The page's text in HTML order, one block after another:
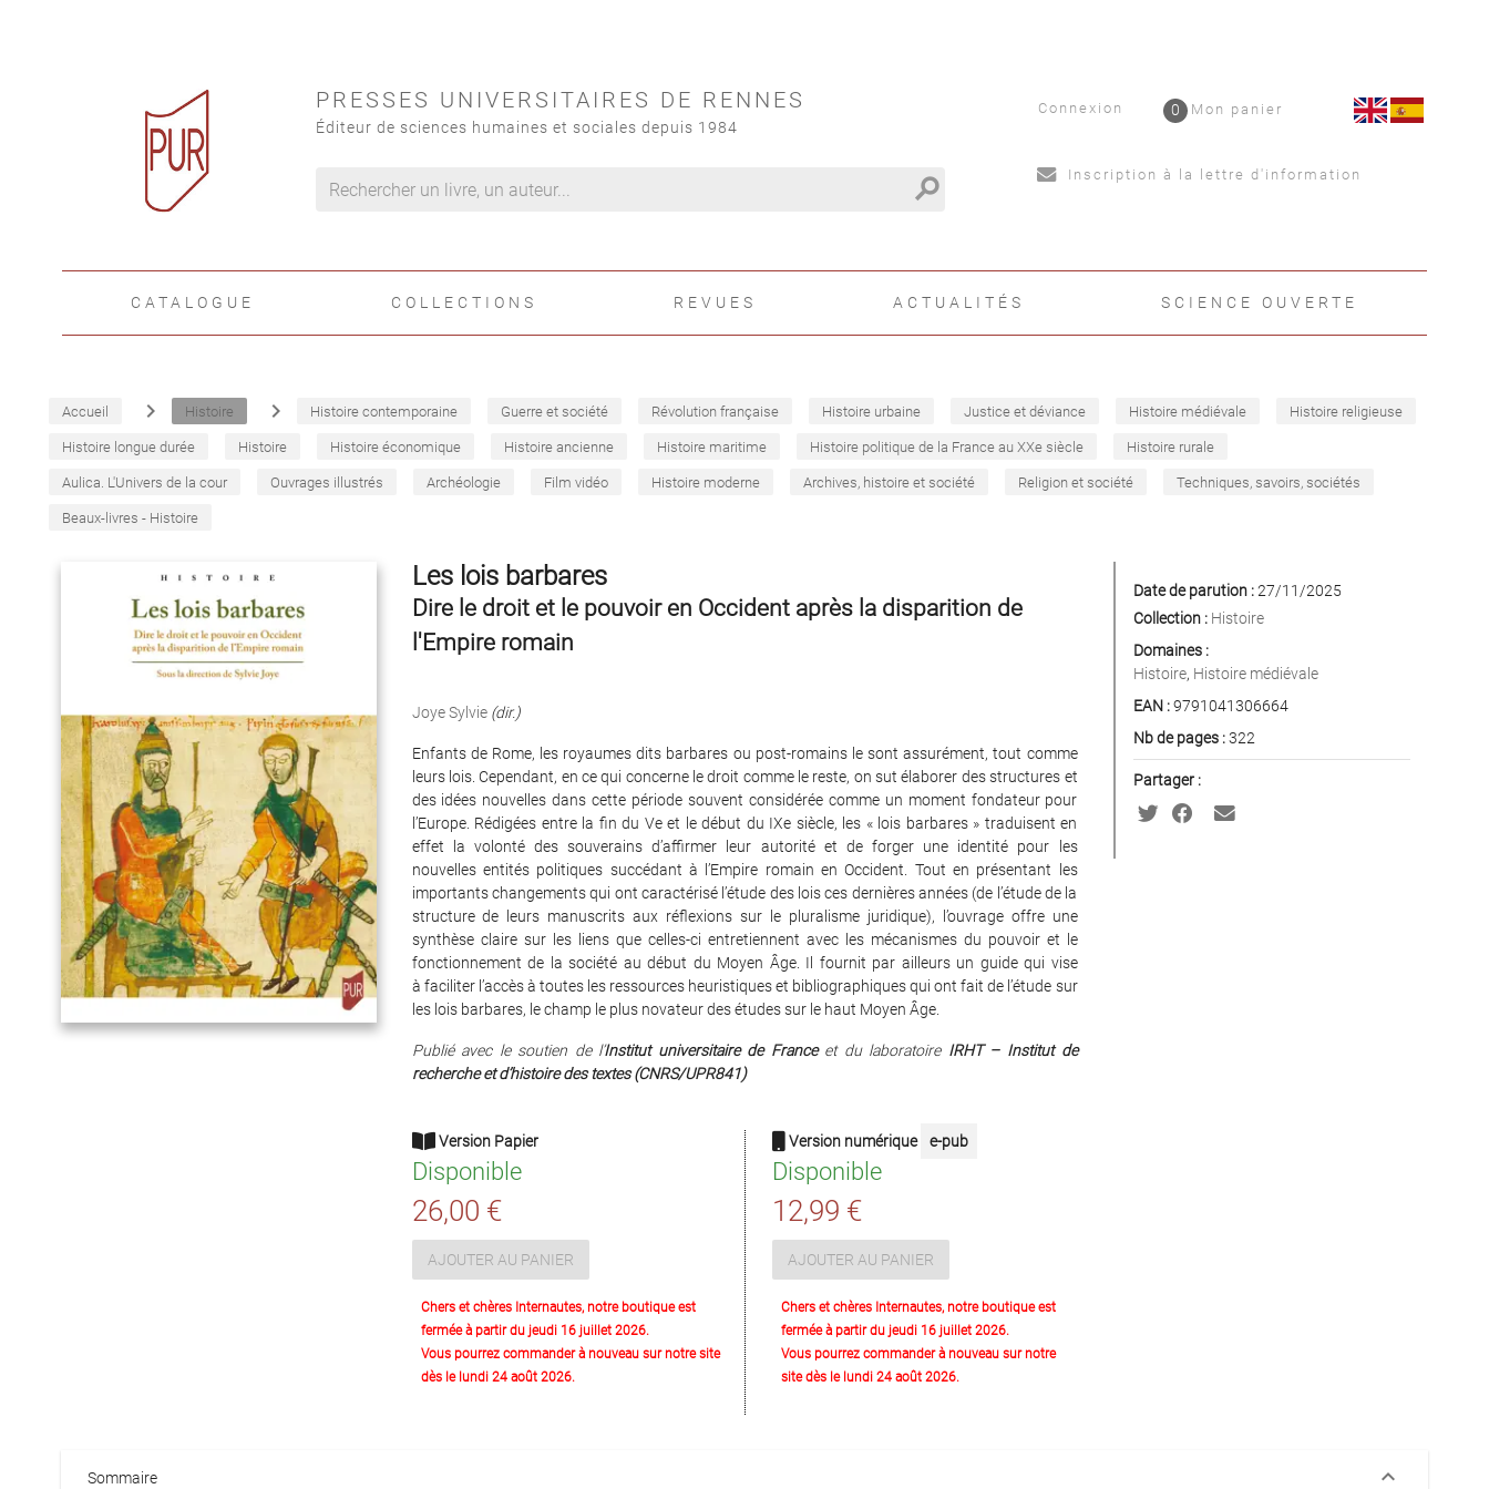
PRESSES UNIVERSITAIRES DE RENNES
Éditeur de sciences humaines et sociales depuis 1984
search
Connexion Mon panier
0
Inscription à la lettre d'information
CATALOGUE COLLECTIONS REVUES ACTUALITÉS SCIENCE OUVERTE
Accueil navigate_next Histoire navigate_next Histoire contemporaine Guerre et société Révolution française Histoire urbaine Justice et déviance Histoire médiévale Histoire religieuse
Histoire longue durée Histoire Histoire économique Histoire ancienne Histoire maritime Histoire politique de la France au XXe siècle Histoire rurale
Aulica. L'Univers de la cour Ouvrages illustrés Archéologie Film vidéo Histoire moderne Archives, histoire et société Religion et société Techniques, savoirs, sociétés
Beaux-livres - Histoire
Les lois barbares
Dire le droit et le pouvoir en Occident après la disparition de
l'Empire romain
Joye Sylvie (dir.)
Enfants de Rome, les royaumes dits barbares ou post-romains le sont assurément, tout comme
leurs lois. Cependant, en ce qui concerne le droit comme le reste, on sut élaborer des structures et
des idées nouvelles dans cette période souvent considérée comme un moment fondateur pour
l’Europe. Rédigées entre la fin du Ve et le début du IXe siècle, les « lois barbares » traduisent en
effet la volonté des souverains d’affirmer leur autorité et de forger une identité pour les
nouvelles entités politiques succédant à l’Empire romain en Occident. Tout en présentant les
importants changements qui ont caractérisé l’étude des lois ces dernières années (de l’étude de la
structure de leurs manuscrits aux réflexions sur le pluralisme juridique), l’ouvrage offre une
synthèse claire sur les liens que celles-ci entretiennent avec les mécanismes du pouvoir et le
fonctionnement de la société au début du Moyen Âge. Il fournit par ailleurs un guide qui vise
à faciliter l’accès à toutes les ressources heuristiques et bibliographiques qui ont fait de l’étude sur
les lois barbares, le champ le plus novateur des études sur le haut Moyen Âge.
Publié avec le soutien de l’Institut universitaire de Franceet du laboratoire IRHT – Institut de
recherche et d’histoire des textes (CNRS/UPR841)
Version Papier
Disponible
26,00 €
AJOUTER AU PANIER
Chers et chères Internautes, notre boutique est
fermée à partir du jeudi 16 juillet 2026.
Vous pourrez commander à nouveau sur notre site
dès le lundi 24 août 2026.
Version numérique e-pub
Disponible
12,99 €
AJOUTER AU PANIER
Chers et chères Internautes, notre boutique est
fermée à partir du jeudi 16 juillet 2026.
Vous pourrez commander à nouveau sur notre
site dès le lundi 24 août 2026.
Date de parution :27/11/2025
Collection : Histoire
Domaines :
Histoire, Histoire médiévale
EAN :9791041306664
Nb de pages :322
Partager :
Sommaire keyboard_arrow_down